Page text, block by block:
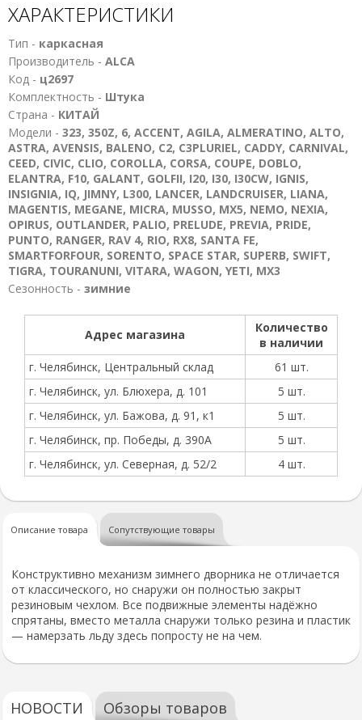
ХАРАКТЕРИСТИКИ
Тип - каркасная
Производитель - ALCA
Код - ц2697
Комплектность - Штука
Страна - КИТАЙ
Модели - 323, 350Z, 6, ACCENT, AGILA, ALMERATINO, ALTO,
ASTRA, AVENSIS, BALENO, C2, C3PLURIEL, CADDY, CARNIVAL,
CEED, CIVIC, CLIO, COROLLA, CORSA, COUPE, DOBLO,
ELANTRA, F10, GALANT, GOLFII, I20, I30, I30CW, IGNIS,
INSIGNIA, IQ, JIMNY, L300, LANCER, LANDCRUISER, LIANA,
MAGENTIS, MEGANE, MICRA, MUSSO, MX5, NEMO, NEXIA,
OPIRUS, OUTLANDER, PALIO, PRELUDE, PREVIA, PRIDE,
PUNTO, RANGER, RAV 4, RIO, RX8, SANTA FE,
SMARTFORFOUR, SORENTO, SPACE STAR, SUPERB, SWIFT,
TIGRA, TOURANUNI, VITARA, WAGON, YETI, МХ3
Сезонность - зимние
Адрес магазина
Количество
в наличии
г. Челябинск, Центральный склад
61 шт.
г. Челябинск, ул. Блюхера, д. 101
5 шт.
г. Челябинск, ул. Бажова, д. 91, к1
5 шт.
г. Челябинск, пр. Победы, д. 390А
5 шт.
г. Челябинск, ул. Северная, д. 52/2
4 шт.
Описание товара Сопутствующие товары
Конструктивно механизм зимнего дворника не отличается
от классического, но снаружи он полностью закрыт
резиновым чехлом. Все подвижные элементы надёжно
спрятаны, вместо металла снаружи только резина и пластик
— намерзать льду здесь попросту не на чем.
НОВОСТИ Обзоры товаров